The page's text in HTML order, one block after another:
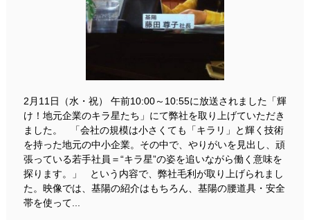
2月11日（水・祝） 午前10:00～10:55に放送されました「輝
け！地元企業のキラ星たち」にて弊社を取り上げていただき
ました。 「会社の規模は小さくても「キラリ」と輝く技術
を持った地元の中小企業。その中で、やりがいを見出し、頑
張っている若手社員＝“キラ星”の姿を追いながら働く意味を
探ります。」 という内容で、弊社毛利が取り上げられまし
た。映像では、基陽の紹介はもちろん、基陽の腰道具・安全
帯を使って...